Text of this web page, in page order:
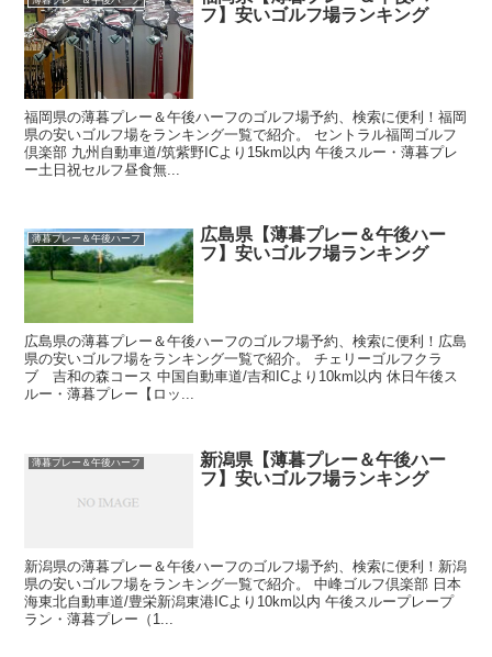
フ】安いゴルフ場ランキング
福岡県の薄暮プレー＆午後ハーフのゴルフ場予約、検索に便利！福岡
県の安いゴルフ場をランキング一覧で紹介。 セントラル福岡ゴルフ
倶楽部 九州自動車道/筑紫野ICより15km以内 午後スルー・薄暮プレ
ー土日祝セルフ昼食無...
薄暮プレー＆午後ハーフ
広島県【薄暮プレー＆午後ハー
フ】安いゴルフ場ランキング
広島県の薄暮プレー＆午後ハーフのゴルフ場予約、検索に便利！広島
県の安いゴルフ場をランキング一覧で紹介。 チェリーゴルフクラ
ブ 吉和の森コース 中国自動車道/吉和ICより10km以内 休日午後ス
ルー・薄暮プレー【ロッ...
薄暮プレー＆午後ハーフ
新潟県【薄暮プレー＆午後ハー
フ】安いゴルフ場ランキング
新潟県の薄暮プレー＆午後ハーフのゴルフ場予約、検索に便利！新潟
県の安いゴルフ場をランキング一覧で紹介。 中峰ゴルフ倶楽部 日本
海東北自動車道/豊栄新潟東港ICより10km以内 午後スループレープ
ラン・薄暮プレー（1...